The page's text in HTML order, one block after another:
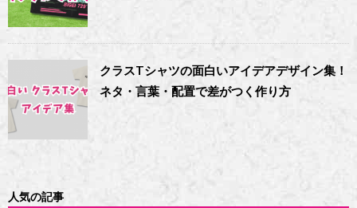
クラスTシャツの面白いアイデアデザイン集！
ネタ・言葉・配置で差がつく作り方
人気の記事